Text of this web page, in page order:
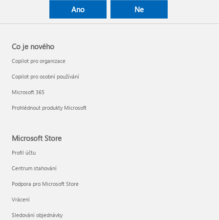
Ano Ne
Co je nového
Copilot pro organizace
Copilot pro osobní používání
Microsoft 365
Prohlédnout produkty Microsoft
Microsoft Store
Profil účtu
Centrum stahování
Podpora pro Microsoft Store
Vrácení
Sledování objednávky